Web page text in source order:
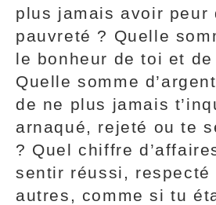
plus jamais avoir peur
pauvreté ? Quelle
le bonheur de toi et
Quelle somme
de ne plus jamais
arnaqué, rejeté ou te
? Quel chiffre
sentir réussi, respecté
autres, comme si tu